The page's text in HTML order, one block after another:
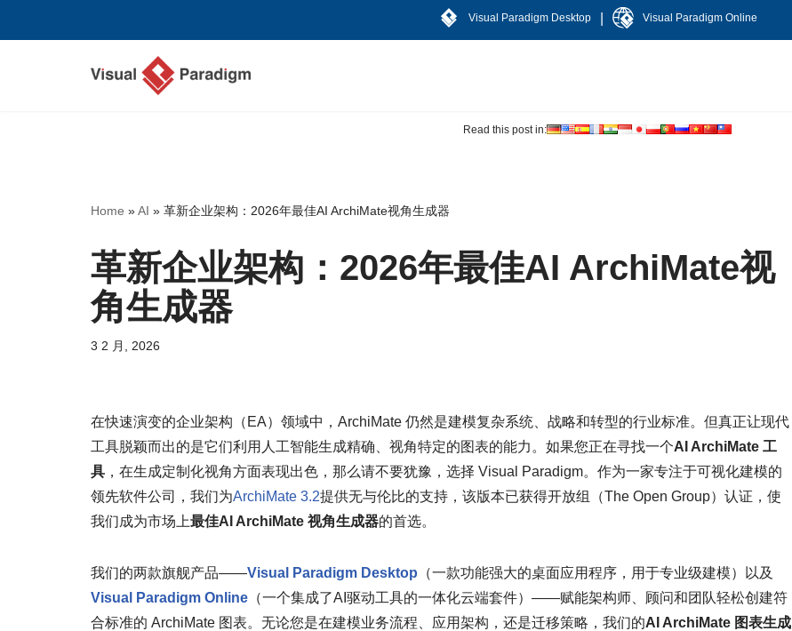
Visual Paradigm Desktop Visual Paradigm Online
Read this post in:
Home »AI » 革新企业架构：2026年最佳AI ArchiMate视角生成器
革新企业架构：2026年最佳AI ArchiMate视
角生成器
3 2 月, 2026
在快速演变的企业架构（EA）领域中，ArchiMate 仍然是建模复杂系统、战略和转型的行业标准。但真正让现代
工具脱颖而出的是它们利用人工智能生成精确、视角特定的图表的能力。如果您正在寻找一个AI ArchiMate 工
具 ，在生成定制化视角方面表现出色，那么请不要犹豫，选择 Visual Paradigm。作为一家专注于可视化建模的
领先软件公司，我们为ArchiMate 3.2提供无与伦比的支持，该版本已获得开放组（The Open Group）认证，使
我们成为市场上最佳AI ArchiMate 视角生成器的首选。
我们的两款旗舰产品——Visual Paradigm Desktop （一款功能强大的桌面应用程序，用于专业级建模）以及
Visual Paradigm Online （一个集成了AI驱动工具的一体化云端套件）——赋能架构师、顾问和团队轻松创建符
合标准的 ArchiMate 图表。无论您是在建模业务流程、应用架构，还是迁移策略，我们的AI ArchiMate 图表生成